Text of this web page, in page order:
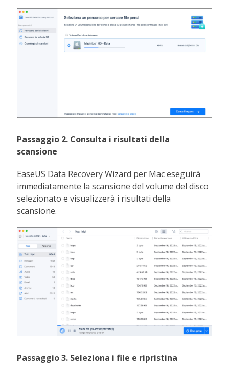
Passaggio 2. Consulta i risultati della
scansione
EaseUS Data Recovery Wizard per Mac eseguirà
immediatamente la scansione del volume del disco
selezionato e visualizzerà i risultati della
scansione.
Passaggio 3. Seleziona i file e ripristina